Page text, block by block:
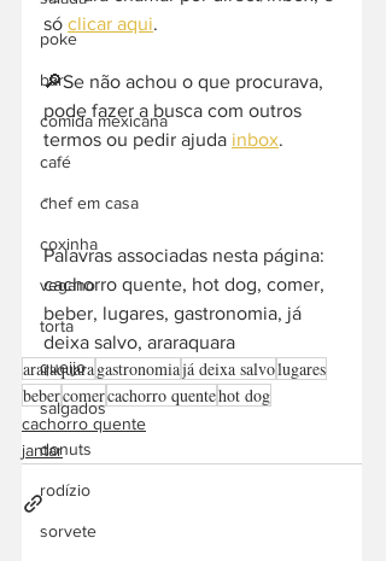
poke
bar
comida mexicana
café
chef em casa
coxinha
vegano
torta
queijo
salgados
donuts
rodízio
sorvete
só clicar aqui.
🔎Se não achou o que procurava,
pode fazer a busca com outros
termos ou pedir ajuda inbox.
-
Palavras associadas nesta página:
cachorro quente, hot dog, comer,
beber, lugares, gastronomia, já
deixa salvo, araraquara
araraquaragastronomiajá deixa salvolugares
bebercomercachorro quentehot dog
cachorro quente
jantar